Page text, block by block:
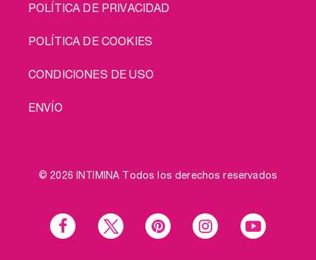
POLÍTICA DE PRIVACIDAD
POLÍTICA DE COOKIES
CONDICIONES DE USO
ENVÍO
© 2026 INTIMINA Todos los derechos reservados